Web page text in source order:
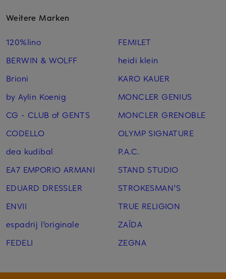
Weitere Marken
120%lino
BERWIN & WOLFF
Brioni
by Aylin Koenig
CG - CLUB of GENTS
CODELLO
dea kudibal
EA7 EMPORIO ARMANI
EDUARD DRESSLER
ENVII
espadrij l'originale
FEDELI
FEMILET
heidi klein
KARO KAUER
MONCLER GENIUS
MONCLER GRENOBLE
OLYMP SIGNATURE
P.A.C.
STAND STUDIO
STROKESMAN'S
TRUE RELIGION
ZAÍDA
ZEGNA